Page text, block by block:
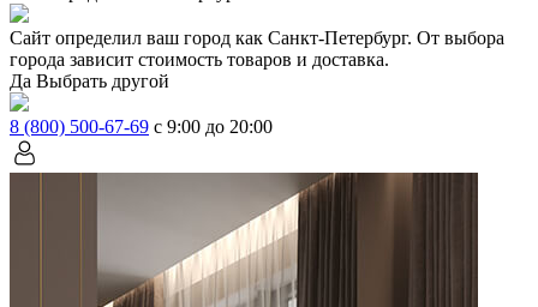
Сайт определил ваш город как Санкт-Петербург. От выбора
города зависит стоимость товаров и доставка.
Да Выбрать другой
8 (800) 500-67-69 с 9:00 до 20:00